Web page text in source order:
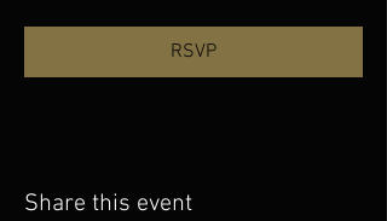
RSVP
Share this event